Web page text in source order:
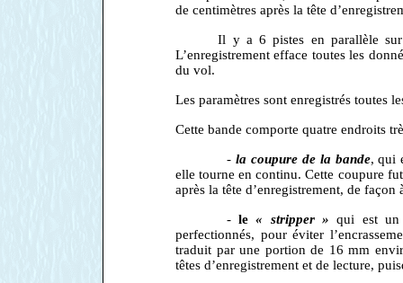
de centimètres après la tête
Il y a 6 pistes en parallèle sur
L’enregistrement efface toutes les
du vol.
Les paramètres sont enregistrés toutes
Cette bande comporte quatre endroits
- la coupure de la bande, qui
elle tourne en continu. Cette coupure
après la tête d’enregistrement, de
-le« stripper » qui est un
perfectionnés, pour éviter
traduit par une portion de 16 mm
têtes d’enregistrement et de lecture,